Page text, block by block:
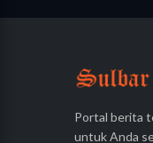
Portal berita
untuk Anda